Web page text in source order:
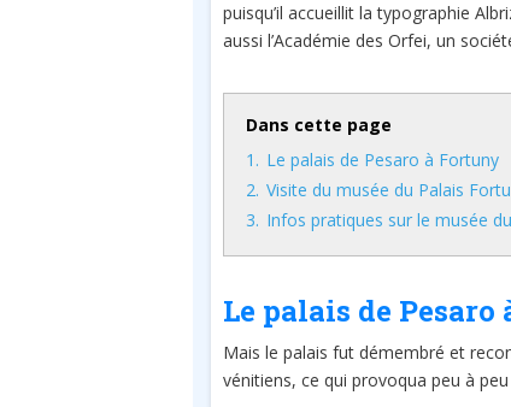
puisqu’il accueillit la typographie
aussi l’Académie des Orfei, un
Dans cette page
1. Le palais de Pesaro à Fortuny
2. Visite du musée du Palais
3. Infos pratiques sur le musée
Le palais de Pesaro
Mais le palais fut démembré et
vénitiens, ce qui provoqua peu à